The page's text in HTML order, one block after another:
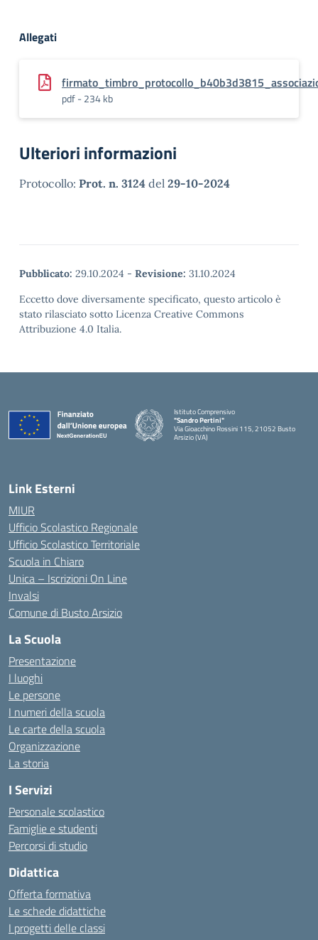
Allegati
pdf - 234 kb
Ulteriori informazioni
Protocollo: Prot. n. 3124 del 29-10-2024
Pubblicato: 29.10.2024 - Revisione: 31.10.2024
Eccetto dove diversamente specificato, questo articolo è
stato rilasciato sotto Licenza Creative Commons
Attribuzione 4.0 Italia.
Istituto Comprensivo
"Sandro Pertini"
Via Gioacchino Rossini 115, 21052 Busto
Arsizio (VA)
Link Esterni
MIUR
Ufficio Scolastico Regionale
Ufficio Scolastico Territoriale
Scuola in Chiaro
Unica – Iscrizioni On Line
Invalsi
Comune di Busto Arsizio
La Scuola
Presentazione
I luoghi
Le persone
I numeri della scuola
Le carte della scuola
Organizzazione
La storia
I Servizi
Personale scolastico
Famiglie e studenti
Percorsi di studio
Didattica
Offerta formativa
Le schede didattiche
I progetti delle classi